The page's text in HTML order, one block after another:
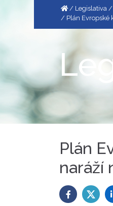
Legislativa
Plán Evropské
Plán
naráží